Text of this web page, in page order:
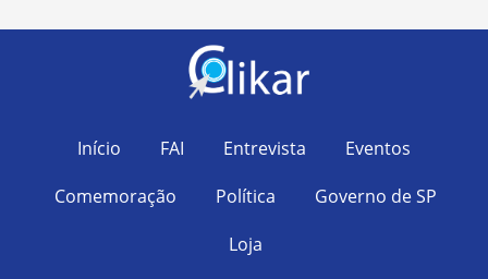
Início FAI Entrevista
Eventos
Comemoração
Política
Governo de SP
Loja